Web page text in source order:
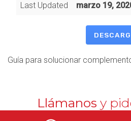
Last Updated marzo 19,
Guía para solucionar
Llámanos y